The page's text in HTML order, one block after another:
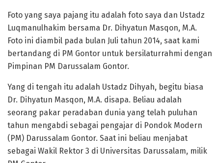
Foto yang saya pajang itu adalah foto saya dan Ustadz
Luqmanulhakim bersama Dr. Dihyatun Masqon, M.A.
Foto ini diambil pada bulan Juli tahun 2014, saat kami
bertandang di PM Gontor untuk bersilaturrahmi dengan
Pimpinan PM Darussalam Gontor.
Yang di tengah itu adalah Ustadz Dihyah, begitu biasa
Dr. Dihyatun Masqon, M.A. disapa. Beliau adalah
seorang pakar peradaban dunia yang telah puluhan
tahun mengabdi sebagai pengajar di Pondok Modern
(PM) Darussalam Gontor. Saat ini beliau menjabat
sebagai Wakil Rektor 3 di Universitas Darussalam, milik